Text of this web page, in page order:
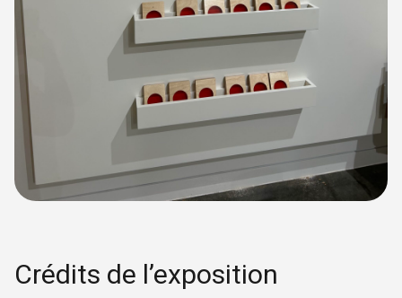
Crédits de l’exposition